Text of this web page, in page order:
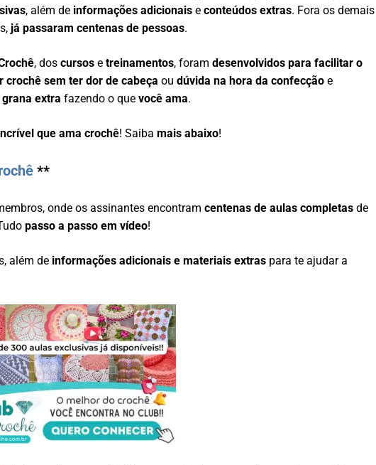
, além de informações adicionais econteúdos extras. Fora os demais
já passaram centenas de pessoas.
, doscursos etreinamentos, foramdesenvolvidos para facilitar o
crochê sem ter dor de cabeça oudúvida na hora da confecção e
extra fazendo o quevocê ama.
que ama crochê! Saibamais abaixo!
**
onde os assinantes encontramcentenas de aulas completas de
passo a passo em vídeo!
além de informações adicionais e materiais extras para te ajudar a